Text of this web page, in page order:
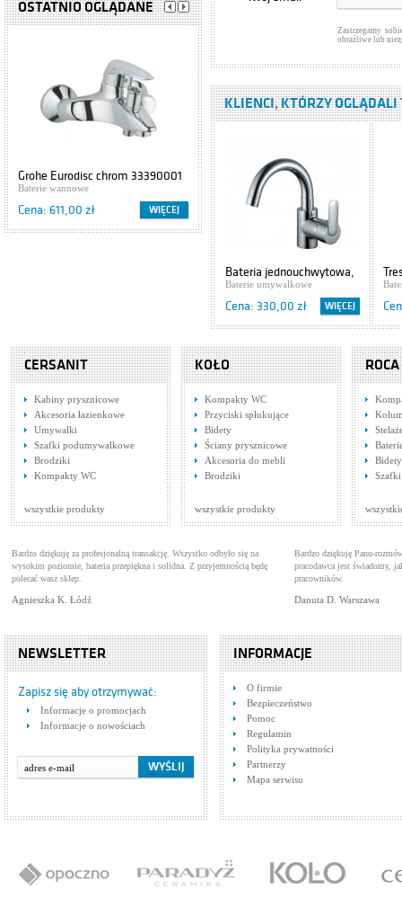
33155002
Baterie umywalkowe
Hansgrohe Axor
Starck 10028000
Baterie umywalkowe
Cena: 2 273,00 zł
Baterie umywalkowe
Cena: 648,00 zł
Exclusive
6.06.103.02.DA
Baterie umywalkowe
Cena: 802,00 zł
Tres Monoclasic
5.47.103.02.01
Baterie umywalkowe
Cena: 835,00 zł
OSTATNIO OGLĄDANE
Grohe Eurodisc chrom 33390001
Baterie wannowe
Cena: 611,00 zł WIĘCEJ
Cersanit IBIZA S504-009
Szafki podumywalkowe
Cena: 416,00 zł WIĘCEJ
Zastrzegamy
obraźliwe lub
KLIENCI, KTÓRZY
Bateria jednouchwytowa,
umywalkowa Cyrkon 583-
715-00 Armatura Kraków
Baterie umywalkowe
Cena: 330,00 zł WIĘCEJ
Tres Cuadro 1.07.174
Cena: 1 171,00 zł WIĘCEJ
6.06.103.02
Baterie umywalkowe
Cena: 729,00 zł
Tres Cuadro Exclusive
CERSANIT
Kabiny prysznicowe
Akcesoria łazienkowe
Umywalki
Szafki podumywalkowe
Brodziki
Kompakty WC
wszystkie produkty
KOŁO
Kompakty WC
Przyciski spłukujące
Bidety
Ściany prysznicowe
Akcesoria do mebli
Brodziki
wszystkie produkty
ROCA
Bidety
Szafki
Bardzo dziękuję za profesjonalną transakcję. Wszystko odbyło się na
wysokim poziomie, bateria przepiękna i solidna. Z przyjemnością będę
polecać wasz sklep.
Agnieszka K. Łódź
Bardzo dziękuję Panu-
pracodawca jest świadomy,
pracowników.
Danuta D. Warszawa
NEWSLETTER
Zapisz się aby otrzymywać:
Informacje o promocjach
Informacje o nowościach
INFORMACJE
O firmie
Bezpieczeństwo
Pomoc
Regulamin
Polityka prywatności
Partnerzy
Mapa serwisu